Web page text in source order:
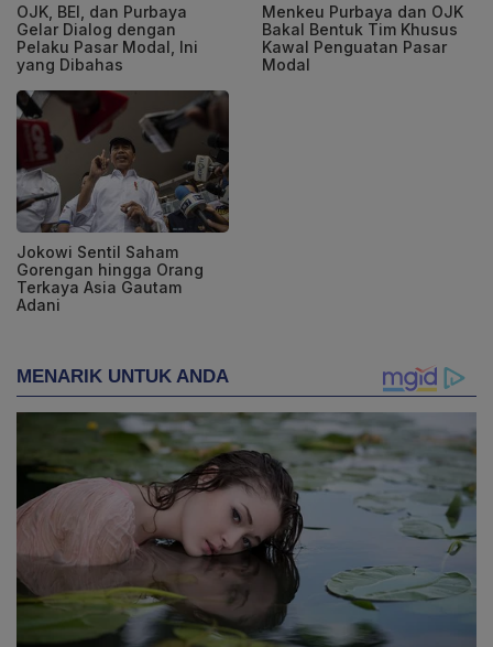
OJK, BEI, dan Purbaya
Gelar Dialog dengan
Pelaku Pasar Modal, Ini
yang Dibahas
Menkeu Purbaya dan OJK
Bakal Bentuk Tim Khusus
Kawal Penguatan Pasar
Modal
Jokowi Sentil Saham
Gorengan hingga Orang
Terkaya Asia Gautam
Adani